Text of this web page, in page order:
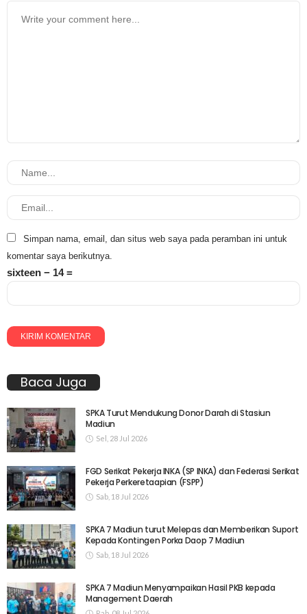
Simpan nama, email, dan situs web saya pada peramban ini untuk
komentar saya berikutnya.
sixteen − 14 =
Baca Juga
SPKA Turut Mendukung Donor Darah di Stasiun
Madiun
Sel, 28 Jul 2026
FGD Serikat Pekerja INKA (SP INKA) dan Federasi Serikat
Pekerja Perkeretaapian (FSPP)
Sab, 18 Jul 2026
SPKA 7 Madiun turut Melepas dan Memberikan Suport
Kepada Kontingen Porka Daop 7 Madiun
Sab, 18 Jul 2026
SPKA 7 Madiun Menyampaikan Hasil PKB kepada
Management Daerah